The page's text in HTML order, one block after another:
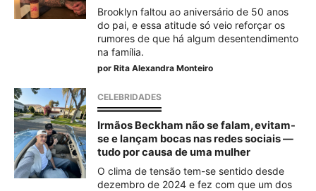
Brooklyn faltou ao aniversário de 50 anos
do pai, e essa atitude só veio reforçar os
rumores de que há algum desentendimento
na família.
por Rita Alexandra Monteiro
CELEBRIDADES
Irmãos Beckham não se falam, evitam-
se e lançam bocas nas redes sociais —
tudo por causa de uma mulher
O clima de tensão tem-se sentido desde
dezembro de 2024 e fez com que um dos